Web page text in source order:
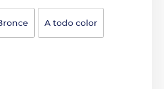
A todo color